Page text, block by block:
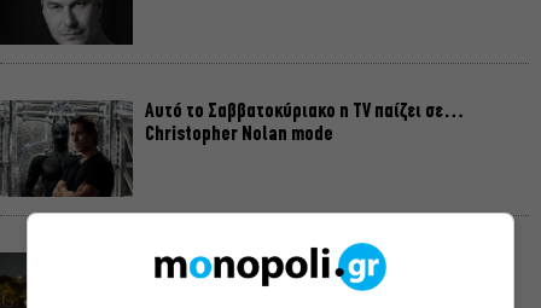
Αυτό το Σαββατοκύριακο η TV παίζει σε…
Christopher Nolan mode
Σαββατοκύριακο χωρίς πορτοφόλι: 8 δωρεάν
εκδηλώσεις για το ΣΚ 8-9 Αυγούστου